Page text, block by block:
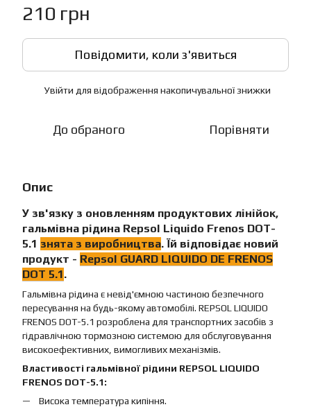
210 грн
Повідомити, коли з'явиться
Увійти для відображення накопичувальної знижки
До обраного Порівняти
Опис
У зв'язку з оновленням продуктових лінійок,
гальмівна рідина Repsol Liquido Frenos DOT-
5.1 знята з виробництва. Їй відповідає новий
продукт - Repsol GUARD LIQUIDO DE FRENOS
DOT 5.1.
Гальмівна рідина є невід'ємною частиною безпечного
пересування на будь-якому автомобілі. REPSOL LIQUIDO
FRENOS DOT-5.1 розроблена для транспортних засобів з
гідравлічною тормозною системою для обслуговування
високоефективних, вимогливих механізмів.
Властивості гальмівної рідини REPSOL LIQUIDO
FRENOS DOT-5.1:
Висока температура кипіння.